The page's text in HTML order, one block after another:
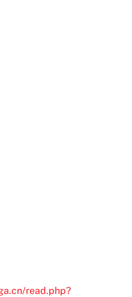
read.php?